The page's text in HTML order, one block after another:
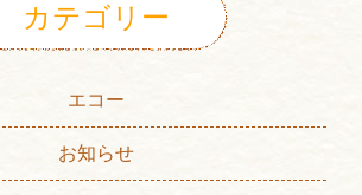
カテゴリー
エコー
お知らせ